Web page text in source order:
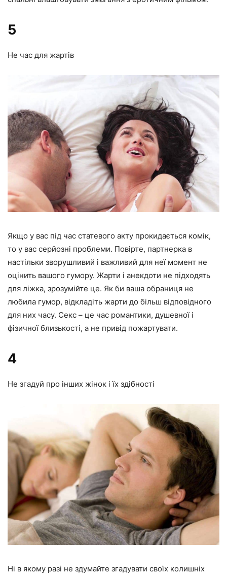
5
Не час для жартів
Якщо у вас під час статевого акту прокидається комік,
то у вас серйозні проблеми. Повірте, партнерка в
настільки зворушливий і важливий для неї момент не
оцінить вашого гумору. Жарти і анекдоти не підходять
для ліжка, зрозумійте це. Як би ваша обраниця не
любила гумор, відкладіть жарти до більш відповідного
для них часу. Секс – це час романтики, душевної і
фізичної близькості, а не привід пожартувати.
4
Не згадуй про інших жінок і їх здібності
Ні в якому разі не здумайте згадувати своїх колишніх